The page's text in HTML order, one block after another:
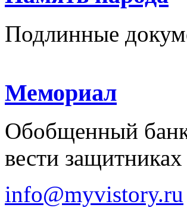
Подлинные
Мемориал
Обобщенный
вести
info@myvistory.ru